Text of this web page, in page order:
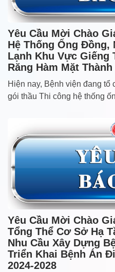
Yêu Cầu Mời Chào
Hệ Thống Ống
Lạnh Khu Vực Giếng
Răng Hàm Mặt
Hiện nay, Bệnh viện đang
gói thầu Thi công hệ thống
Yêu Cầu Mời Chào
Tổng Thể Cơ Sở Hạ
Nhu Cầu Xây Dựng
Triển Khai Bệnh Án
2024-2028